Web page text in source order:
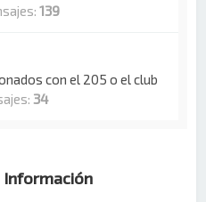
139
con el 205 o el club
34
Información